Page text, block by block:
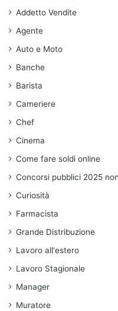
Addetto Vendite
Agente
Auto e Moto
Banche
Barista
Cameriere
Chef
Cinema
Come fare soldi online
Concorsi pubblici 2025
Curiosità
Farmacista
Grande Distribuzione
Lavoro all'estero
Lavoro Stagionale
Manager
Muratore